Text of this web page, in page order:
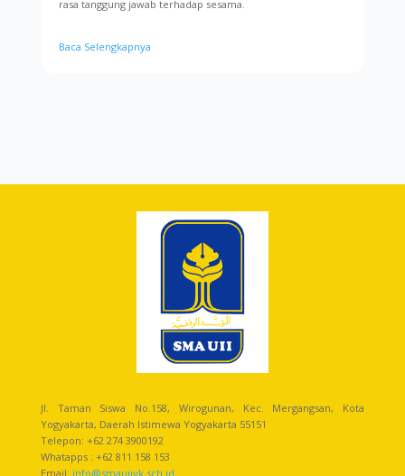
rasa tanggung jawab terhadap sesama.
Baca Selengkapnya
Jl. Taman Siswa No.158, Wirogunan, Kec. Mergangsan, Kota
Yogyakarta, Daerah Istimewa Yogyakarta 55151
Telepon: +62 274 3900192
Whatapps : +62 811 158 153
Email: info@smauiiyk.sch.id